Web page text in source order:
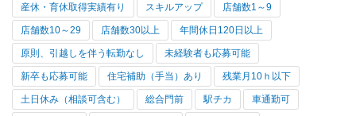
産休・育休取得実績有り スキルアップ 店舗数1～9
店舗数10～29 店舗数30以上 年間休日120日以上
原則、引越しを伴う転勤なし 未経験者も応募可能
新卒も応募可能 住宅補助（手当）あり 残業月10ｈ以下
土日休み（相談可含む） 総合門前 駅チカ 車通勤可